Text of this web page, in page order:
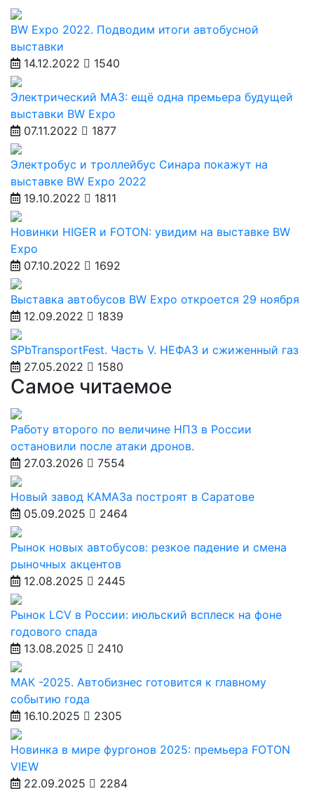
BW Expo 2022. Подводим итоги автобусной
выставки
14.12.2022
1540
Электрический МАЗ: ещё одна премьера будущей
выставки BW Expo
07.11.2022
1877
Электробус и троллейбус Синара покажут на
выставке BW Expo 2022
19.10.2022
1811
Новинки HIGER и FOTON: увидим на выставке BW
Expo
07.10.2022
1692
Выставка автобусов BW Expo откроется 29 ноября
12.09.2022
1839
SPbTransportFest. Часть V. НЕФАЗ и сжиженный газ
27.05.2022
1580
Самое читаемое
Работу второго по величине НПЗ в России
остановили после атаки дронов.
27.03.2026
7554
Новый завод КАМАЗа построят в Саратове
05.09.2025
2464
Рынок новых автобусов: резкое падение и смена
рыночных акцентов
12.08.2025
2445
Рынок LCV в России: июльский всплеск на фоне
годового спада
13.08.2025
2410
МАК -2025. Автобизнес готовится к главному
событию года
16.10.2025
2305
Новинка в мире фургонов 2025: премьера FOTON
VIEW
22.09.2025
2284